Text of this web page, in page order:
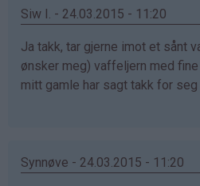
Siw I. - 24.03.2015 - 11:20
Ja takk, tar gjerne imot et sånt
ønsker meg) vaffeljern med
mitt gamle har sagt takk for seg
Synnøve - 24.03.2015 - 11:20